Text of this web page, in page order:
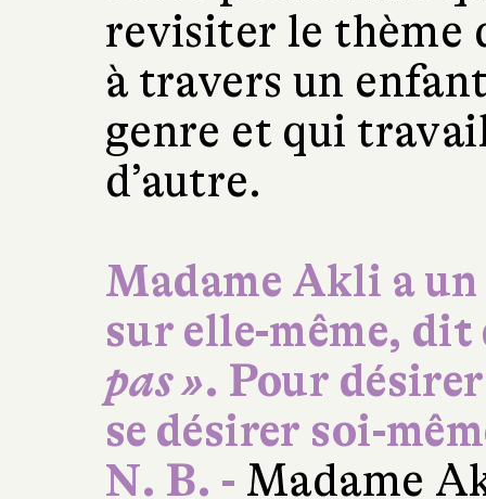
revisiter le thème
à travers un
genre et qui
d’autre.
Madame Akli a
sur elle-même, dit
pas ». Pour
se désirer soi-
N. B. - Madame